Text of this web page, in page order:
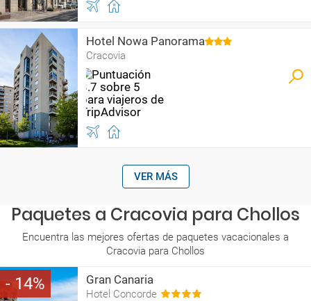
Hotel Nowa Panorama
Cracovia
VER MÁS
Paquetes a Cracovia para Chollos
Encuentra las mejores ofertas de paquetes vacacionales a
Cracovia para Chollos
14 Gran Canaria
Hotel Concorde